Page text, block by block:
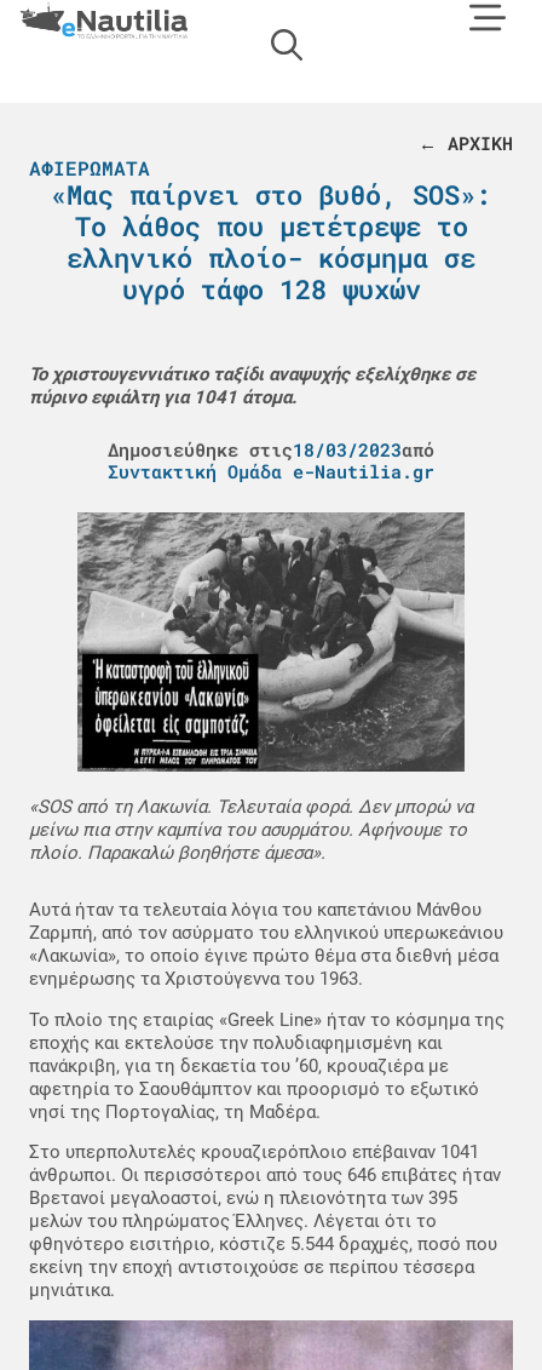
← ΑΡΧΙΚΗ
ΑΦΙΕΡΏΜΑΤΑ
«Μας παίρνει στο βυθό, SOS»:
Το λάθος που μετέτρεψε το
ελληνικό πλοίο- κόσμημα σε
υγρό τάφο 128 ψυχών
Το χριστουγεννιάτικο ταξίδι αναψυχής εξελίχθηκε σε
πύρινο εφιάλτη για 1041 άτομα.
Δημοσιεύθηκε στις18/03/2023από
Συντακτική Ομάδα e-Nautilia.gr
«SOS από τη Λακωνία. Τελευταία φορά. Δεν μπορώ να
μείνω πια στην καμπίνα του ασυρμάτου. Αφήνουμε το
πλοίο. Παρακαλώ βοηθήστε άμεσα».
Αυτά ήταν τα τελευταία λόγια του καπετάνιου Μάνθου
Ζαρμπή, από τον ασύρματο του ελληνικού υπερωκεάνιου
«Λακωνία», το οποίο έγινε πρώτο θέμα στα διεθνή μέσα
ενημέρωσης τα Χριστούγεννα του 1963.
Το πλοίο της εταιρίας «Greek Line» ήταν το κόσμημα της
εποχής και εκτελούσε την πολυδιαφημισμένη και
πανάκριβη, για τη δεκαετία του ’60, κρουαζιέρα με
αφετηρία το Σαουθάμπτον και προορισμό το εξωτικό
νησί της Πορτογαλίας, τη Μαδέρα.
Στο υπερπολυτελές κρουαζιερόπλοιο επέβαιναν 1041
άνθρωποι. Οι περισσότεροι από τους 646 επιβάτες ήταν
Βρετανοί μεγαλοαστοί, ενώ η πλειονότητα των 395
μελών του πληρώματος Έλληνες. Λέγεται ότι το
φθηνότερο εισιτήριο, κόστιζε 5.544 δραχμές, ποσό που
εκείνη την εποχή αντιστοιχούσε σε περίπου τέσσερα
μηνιάτικα.